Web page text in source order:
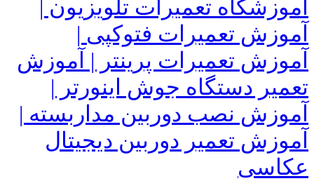
آموزشگاه تعمیرات تلویزیون |
آموزش تعمیرات فتوکپی |
آموزش تعمیرات پرینتر | آموزش
تعمیر دستگاه جوش اینورتر |
آموزش نصب دوربین مداربسته |
آموزش تعمیر دوربین دیجیتال
عکاسی